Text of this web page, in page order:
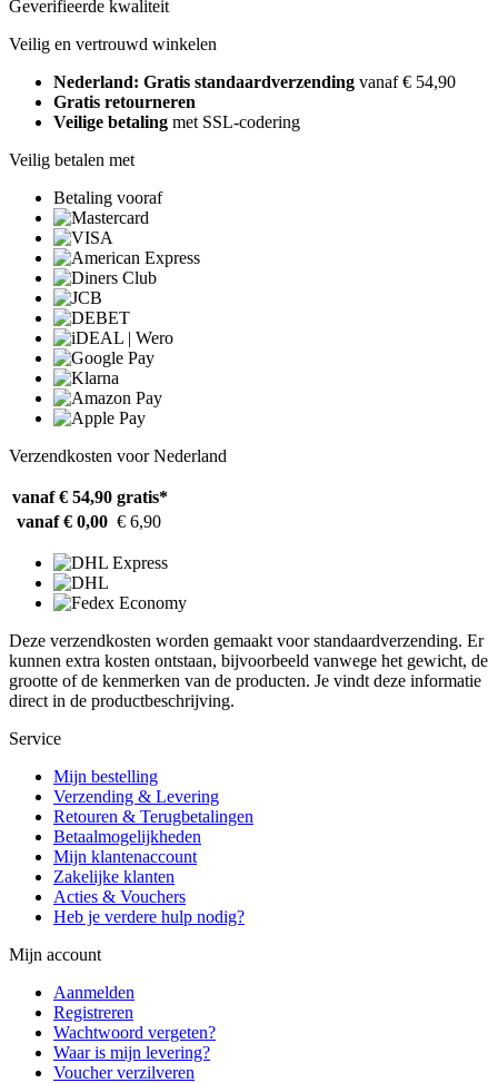
Geverifieerde kwaliteit
Veilig en vertrouwd winkelen
Nederland: Gratis standaardverzending vanaf € 54,90
Gratis retourneren
Veilige betaling met SSL-codering
Veilig betalen met
Betaling vooraf
Verzendkosten voor Nederland
vanaf € 54,90 gratis*
vanaf € 0,00 € 6,90
Deze verzendkosten worden gemaakt voor standaardverzending. Er
kunnen extra kosten ontstaan, bijvoorbeeld vanwege het gewicht, de
grootte of de kenmerken van de producten. Je vindt deze informatie
direct in de productbeschrijving.
Service
Mijn bestelling
Verzending & Levering
Retouren & Terugbetalingen
Betaalmogelijkheden
Mijn klantenaccount
Zakelijke klanten
Acties & Vouchers
Heb je verdere hulp nodig?
Mijn account
Aanmelden
Registreren
Wachtwoord vergeten?
Waar is mijn levering?
Voucher verzilveren